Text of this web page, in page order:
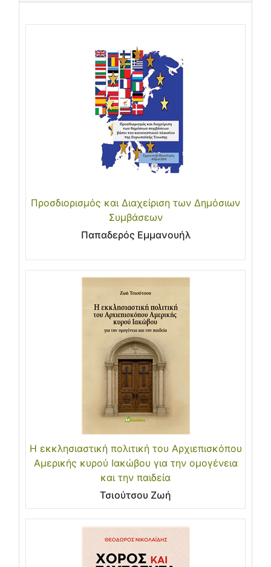
Προσδιορισμός και Διαχείριση των Δημόσιων
Συμβάσεων
Παπαδερός Εμμανουήλ
Η εκκλησιαστική πολιτική του Αρχιεπισκόπου
Αμερικής κυρού Ιακώβου για την ομογένεια
και την παιδεία
Τσιούτσου Ζωή